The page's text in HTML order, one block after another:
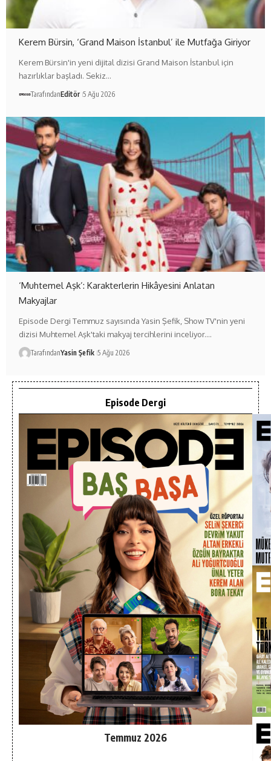
Kerem Bürsin, ‘Grand Maison İstanbul’ ile Mutfağa Giriyor
Kerem Bürsin'in yeni dijital dizisi Grand Maison İstanbul için
hazırlıklar başladı. Sekiz…
TarafındanEditör 5 Ağu 2026
‘Muhtemel Aşk’: Karakterlerin Hikâyesini Anlatan
Makyajlar
Episode Dergi Temmuz sayısında Yasin Şefik, Show TV'nin yeni
dizisi Muhtemel Aşk'taki makyaj tercihlerini inceliyor.…
TarafındanYasin Şefik 5 Ağu 2026
Episode Dergi
Temmuz 2026